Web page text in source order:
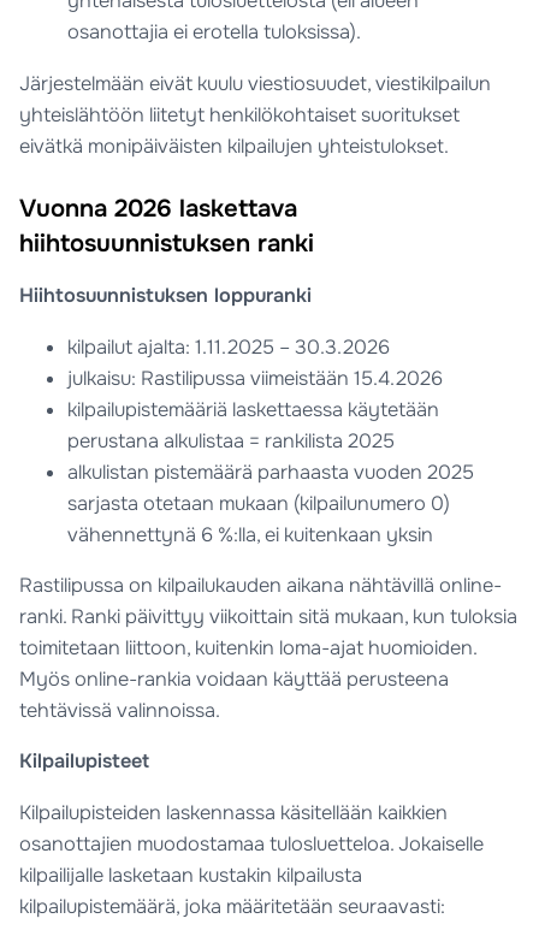
osanottajia ei erotella tuloksissa).
Järjestelmään eivät kuulu viestiosuudet, viestikilpailun
yhteislähtöön liitetyt henkilökohtaiset suoritukset
eivätkä monipäiväisten kilpailujen yhteistulokset.
Vuonna 2026 laskettava
hiihtosuunnistuksen ranki
Hiihtosuunnistuksen loppuranki
kilpailut ajalta: 1.11.2025 – 30.3.2026
julkaisu: Rastilipussa viimeistään 15.4.2026
kilpailupistemääriä laskettaessa käytetään
perustana alkulistaa = rankilista 2025
alkulistan pistemäärä parhaasta vuoden 2025
sarjasta otetaan mukaan (kilpailunumero 0)
vähennettynä 6 %:lla, ei kuitenkaan yksin
Rastilipussa on kilpailukauden aikana nähtävillä online-
ranki. Ranki päivittyy viikoittain sitä mukaan, kun tuloksia
toimitetaan liittoon, kuitenkin loma-ajat huomioiden.
Myös online-rankia voidaan käyttää perusteena
tehtävissä valinnoissa.
Kilpailupisteet
Kilpailupisteiden laskennassa käsitellään kaikkien
osanottajien muodostamaa tulosluetteloa. Jokaiselle
kilpailijalle lasketaan kustakin kilpailusta
kilpailupistemäärä, joka määritetään seuraavasti: